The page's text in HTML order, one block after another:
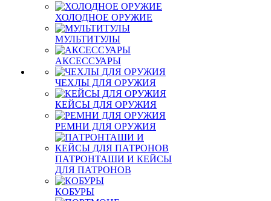
ХОЛОДНОЕ ОРУЖИЕ
МУЛЬТИТУЛЫ
АКСЕССУАРЫ
ЧЕХЛЫ ДЛЯ ОРУЖИЯ
КЕЙСЫ ДЛЯ ОРУЖИЯ
РЕМНИ ДЛЯ ОРУЖИЯ
ПАТРОНТАШИ И КЕЙСЫ
ДЛЯ ПАТРОНОВ
КОБУРЫ